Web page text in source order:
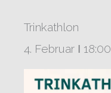
Trinkathlon
4. Februar Ι 18:00